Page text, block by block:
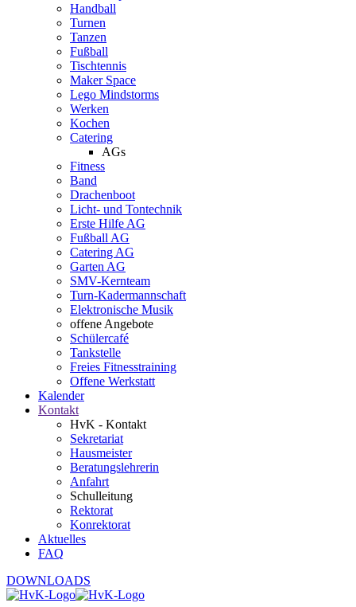
Handball
Turnen
Tanzen
Fußball
Tischtennis
Maker Space
Lego Mindstorms
Werken
Kochen
Catering
AGs
Fitness
Band
Drachenboot
Licht- und Tontechnik
Erste Hilfe AG
Fußball AG
Catering AG
Garten AG
SMV-Kernteam
Turn-Kadermannschaft
Elektronische Musik
offene Angebote
Schülercafé
Tankstelle
Freies Fitnesstraining
Offene Werkstatt
Kalender
Kontakt
HvK - Kontakt
Sekretariat
Hausmeister
Beratungslehrerin
Anfahrt
Schulleitung
Rektorat
Konrektorat
Aktuelles
FAQ
DOWNLOADS